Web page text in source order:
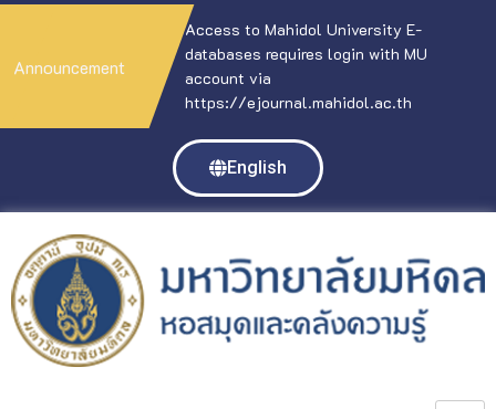
Announcement
Access to Mahidol University E-
databases requires login with MU
account via
https://ejournal.mahidol.ac.th
English